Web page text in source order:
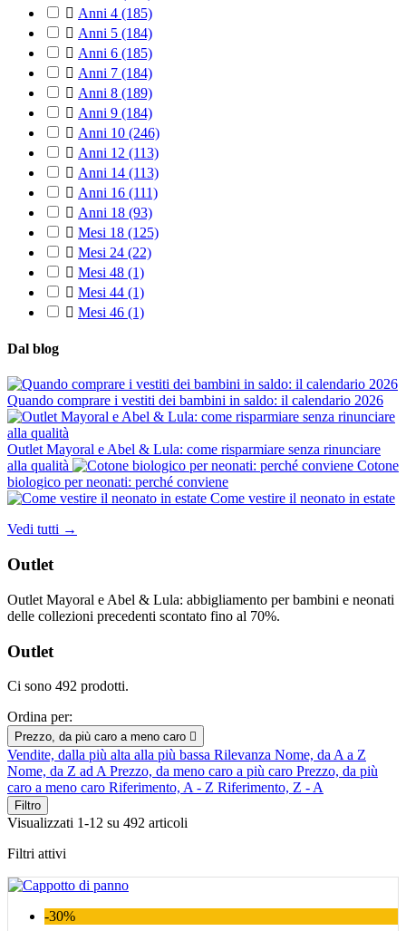
 Anni 4 (185)
 Anni 5 (184)
 Anni 6 (185)
 Anni 7 (184)
 Anni 8 (189)
 Anni 9 (184)
 Anni 10 (246)
 Anni 12 (113)
 Anni 14 (113)
 Anni 16 (111)
 Anni 18 (93)
 Mesi 18 (125)
 Mesi 24 (22)
 Mesi 48 (1)
 Mesi 44 (1)
 Mesi 46 (1)
Dal blog
Quando comprare i vestiti dei bambini in saldo: il calendario 2026
Outlet Mayoral e Abel & Lula: come risparmiare senza rinunciare
alla qualità
Cotone
biologico per neonati: perché conviene
Come vestire il neonato in estate
Vedi tutti →
Outlet
Outlet Mayoral e Abel & Lula: abbigliamento per bambini e neonati
delle collezioni precedenti scontato fino al 70%.
Outlet
Ci sono 492 prodotti.
Ordina per:
Prezzo, da più caro a meno caro 
Vendite, dalla più alta alla più bassa Rilevanza Nome, da A a Z
Nome, da Z ad A Prezzo, da meno caro a più caro Prezzo, da più
caro a meno caro Riferimento, A - Z Riferimento, Z - A
Filtro
Visualizzati 1-12 su 492 articoli
Filtri attivi
-30%